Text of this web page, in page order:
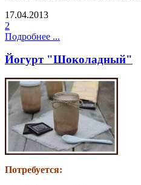
17.04.2013
2
Подробнее ...
Йогурт "Шоколадный"
Потребуется: